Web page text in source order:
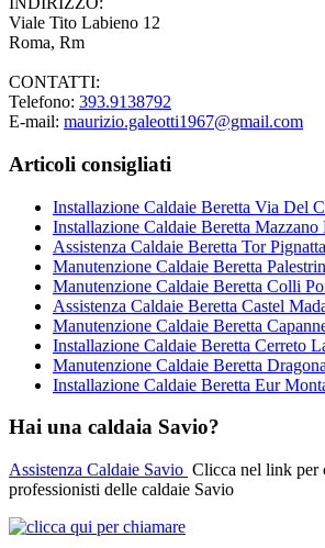
Viale Tito Labieno 12
Roma, Rm
CONTATTI:
Telefono: 393.9138792
E-mail: maurizio.galeotti1967@gmail.com
Articoli consigliati
Installazione Caldaie Beretta Via Del
Installazione Caldaie Beretta Mazzano
Assistenza Caldaie Beretta Tor
Manutenzione Caldaie Beretta
Manutenzione Caldaie Beretta Colli
Assistenza Caldaie Beretta Castel
Manutenzione Caldaie Beretta
Installazione Caldaie Beretta Cerreto
Manutenzione Caldaie Beretta Dragona
Installazione Caldaie Beretta Eur
Hai una caldaia Savio?
Assistenza Caldaie Savio Clicca nel link per
professionisti delle caldaie Savio